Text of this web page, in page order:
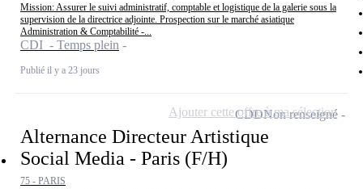
Mission: Assurer le suivi administratif, comptable et logistique de la galerie sous la
supervision de la directrice adjointe. Prospection sur le marché asiatique
Administration & Comptabilité -...
CDI - Temps plein
Publié il y a 23 jours
Alternance Directeur Artistique
Social Media - Paris (F/H)
75 - PARIS
CDDNon renseigné
Ajouter cette offre à ma sélection